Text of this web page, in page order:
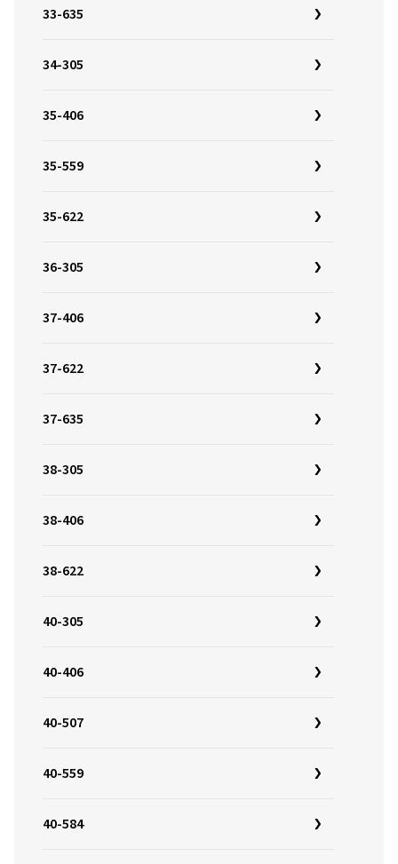
33-635
34-305
35-406
35-559
35-622
36-305
37-406
37-622
37-635
38-305
38-406
38-622
40-305
40-406
40-507
40-559
40-584